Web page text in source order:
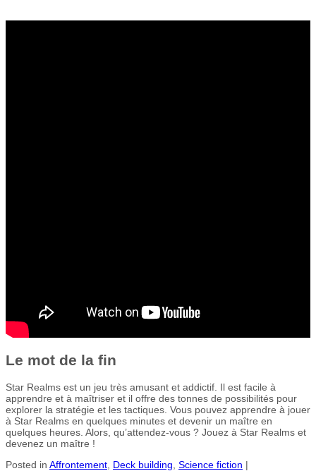
Le mot de la fin
Star Realms est un jeu très amusant et addictif. Il est facile à
apprendre et à maîtriser et il offre des tonnes de possibilités pour
explorer la stratégie et les tactiques. Vous pouvez apprendre à jouer
à Star Realms en quelques minutes et devenir un maître en
quelques heures. Alors, qu’attendez-vous ? Jouez à Star Realms et
devenez un maître !
Posted in Affrontement Deck building Science fiction |